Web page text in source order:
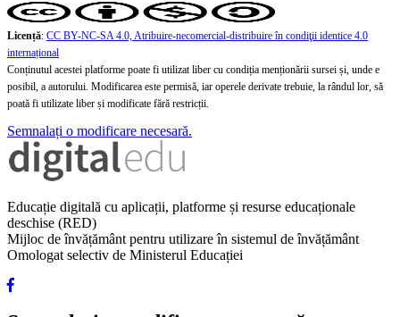
Licență: CC BY-NC-SA 4.0, Atribuire-necomercial-distribuire în condiţii identice 4.0
internațional
Conținutul acestei platforme poate fi utilizat liber cu condiția menționării sursei și, unde e
posibil, a autorului. Modificarea este permisă, iar operele derivate trebuie, la rândul lor, să
poată fi utilizate liber și modificate fără restricții.
Semnalați o modificare necesară.
Educație digitală cu aplicații, platforme și resurse educaționale
deschise (RED)
Mijloc de învățământ pentru utilizare în sistemul de învățământ
Omologat selectiv de Ministerul Educației